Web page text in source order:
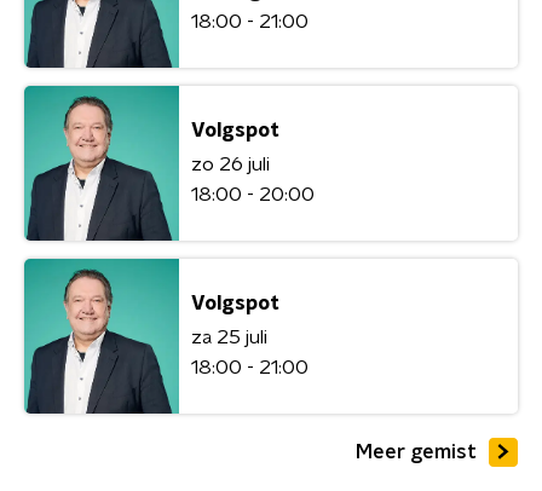
18:00 - 21:00
Volgspot
zo 26 juli
18:00 - 20:00
Volgspot
za 25 juli
18:00 - 21:00
Meer gemist